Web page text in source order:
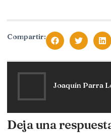
Compartir:
Joaquín Parra
Deja una